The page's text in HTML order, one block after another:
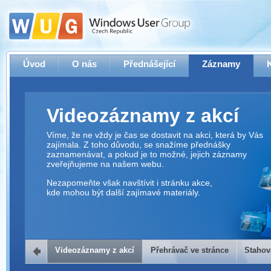
Úvod O nás Přednášející Záznamy
Videozáznamy z akcí
Víme, že ne vždy je čas se dostavit na akci, která by Vás
zajímala. Z toho důvodu, se snažíme přednášky
zaznamenávat, a pokud je to možné, jejich záznamy
zveřejňujeme na našem webu.
Nezapomeňte však navštívit i stránku akce,
kde mohou být další zajímavé materiály.
Přehrávač ve stránce
Videozáznamy z akcí Přehrávač ve stránce